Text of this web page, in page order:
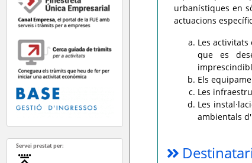
Servei prestat per:
urbanístiques en
actuacions
Les activitats
que es
Els
Les
Les
ambientals